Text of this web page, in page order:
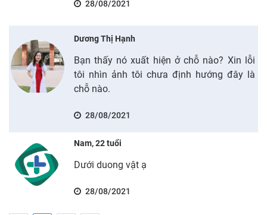
28/08/2021
Dương Thị Hạnh
Bạn thấy nó xuất hiện ở chỗ nào? Xin lỗi
tôi nhìn ảnh tôi chưa định hướng đây là
chỗ nào.
28/08/2021
Nam, 22 tuổi
Dưới duong vật ạ
28/08/2021